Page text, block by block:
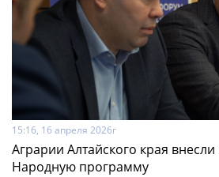
15:16, 16 апреля 2026г
Аграрии Алтайского края
Народную программу